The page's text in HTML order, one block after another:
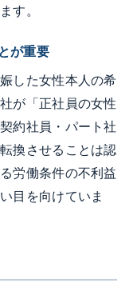
す。
が重要
した女性本人の希
が「正社員の女性
約社員・パート社
換させることは認
労働条件の不利益
目を向けていま